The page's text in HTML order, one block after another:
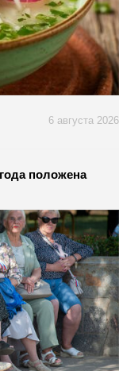
6 августа 2026
положена